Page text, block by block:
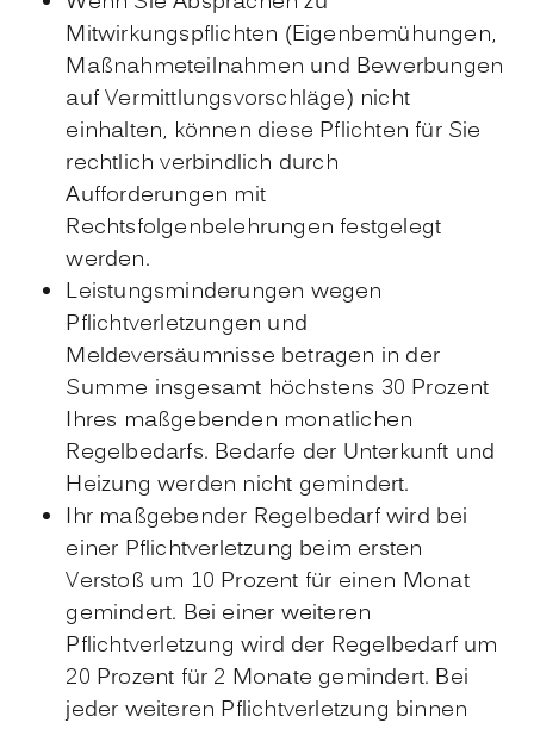
Mitwirkungspflichten (Eigenbemühungen,
Maßnahmeteilnahmen und Bewerbungen
auf Vermittlungsvorschläge) nicht
einhalten, können diese Pflichten für Sie
rechtlich verbindlich durch
Aufforderungen mit
Rechtsfolgenbelehrungen festgelegt
werden.
Leistungsminderungen wegen
Pflichtverletzungen und
Meldeversäumnisse betragen in der
Summe insgesamt höchstens 30 Prozent
Ihres maßgebenden monatlichen
Regelbedarfs. Bedarfe der Unterkunft und
Heizung werden nicht gemindert.
Ihr maßgebender Regelbedarf wird bei
einer Pflichtverletzung beim ersten
Verstoß um 10 Prozent für einen Monat
gemindert. Bei einer weiteren
Pflichtverletzung wird der Regelbedarf um
20 Prozent für 2 Monate gemindert. Bei
jeder weiteren Pflichtverletzung binnen